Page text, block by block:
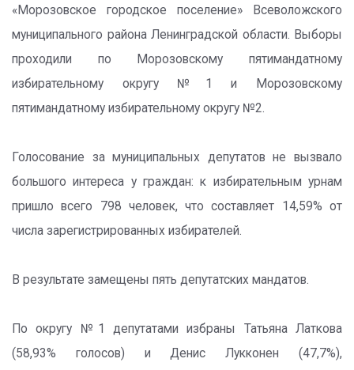
«Морозовское городское поселение» Всеволожского
муниципального района Ленинградской области. Выборы
проходили по Морозовскому пятимандатному
избирательному округу №1 и Морозовскому
пятимандатному избирательному округу №2.
Голосование за муниципальных депутатов не вызвало
большого интереса у граждан: к избирательным урнам
пришло всего 798 человек, что составляет 14,59% от
числа зарегистрированных избирателей.
В результате замещены пять депутатских мандатов.
По округу №1 депутатами избраны Татьяна Латкова
(58,93% голосов) и Денис Лукконен (47,7%),